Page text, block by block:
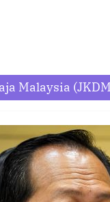
Malaysia